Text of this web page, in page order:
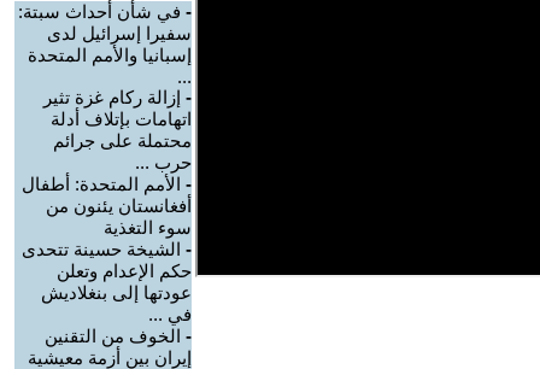
- في شأن أحداث سبتة:
سفيرا إسرائيل لدى
إسبانيا والأمم المتحدة
...
- إزالة ركام غزة تثير
اتهامات بإتلاف أدلة
محتملة على جرائم
حرب ...
- الأمم المتحدة: أطفال
أفغانستان يئنون من
سوء التغذية
- الشيخة حسينة تتحدى
حكم الإعدام وتعلن
عودتها إلى بنغلاديش
في ...
- الخوف من التقنين
إيران بين أزمة معيشية